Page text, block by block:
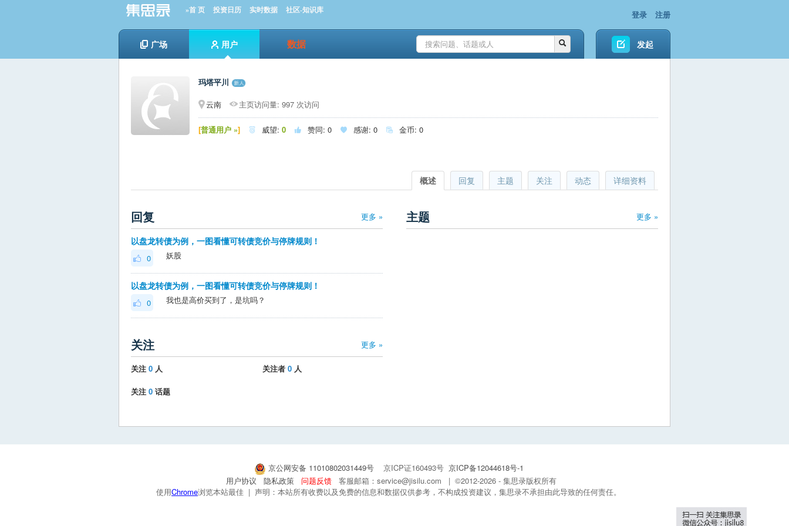
»首 页 投资日历 实时数据 社区-知识库 登录 注册
广场 用户 数据 发起
玛塔平川
云南
主页访问量: 997 次访问
[普通用户 »]  威望: 0  赞同: 0  感谢: 0  金币: 0
详细资料
动态
关注
主题
回复
概述
更多 »
回复
以盘龙转债为例，一图看懂可转债竞价与停牌规则！
0 妖股
以盘龙转债为例，一图看懂可转债竞价与停牌规则！
0 我也是高价买到了，是坑吗？
更多 »
主题
更多 »
关注
关注 0 人 关注者 0 人
关注 0 话题
京公网安备 11010802031449号 京ICP证160493号 京ICP备12044618号-1
用户协议
隐私政策 问题反馈
客服邮箱：service@jisilu.com | ©2012-2026 - 集思录版权所有
使用Chrome浏览本站最佳 | 声明：本站所有收费以及免费的信息和数据仅供参考，不构成投资建议，集思录不承担由此导致的任何责任。